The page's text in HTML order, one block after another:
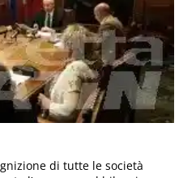
di tutte le società